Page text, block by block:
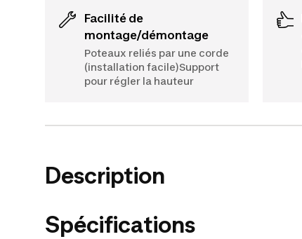
Facilité de
montage/démontage
Poteaux reliés par une corde
(installation facile)Support
pour régler la hauteur
Description
Spécifications